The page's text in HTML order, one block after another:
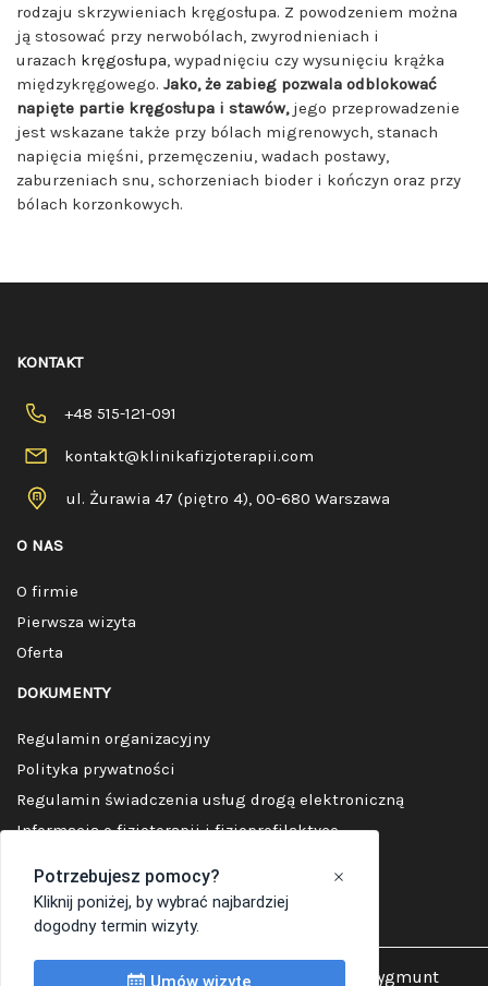
rodzaju skrzywieniach kręgosłupa. Z powodzeniem można
ją stosować przy nerwobólach, zwyrodnieniach i
urazach kręgosłupa , wypadnięciu czy wysunięciu krążka
międzykręgowego. Jako, że zabieg pozwala odblokować
napięte partie kręgosłupa i stawów, jego przeprowadzenie
jest wskazane także przy bólach migrenowych, stanach
napięcia mięśni, przemęczeniu, wadach postawy,
zaburzeniach snu, schorzeniach bioder i kończyn oraz przy
bólach korzonkowych.
KONTAKT
+48 515-121-091
kontakt@klinikafizjoterapii.com
ul. Żurawia 47 (piętro 4), 00-680 Warszawa
O NAS
O firmie
Pierwsza wizyta
Oferta
DOKUMENTY
Regulamin organizacyjny
Polityka prywatności
Regulamin świadczenia usług drogą elektroniczną
Informacja o fizjoterapii i fizjoprofilaktyce
Copyright 2021 Klinika Fizjoterapii mgr Zygmunt